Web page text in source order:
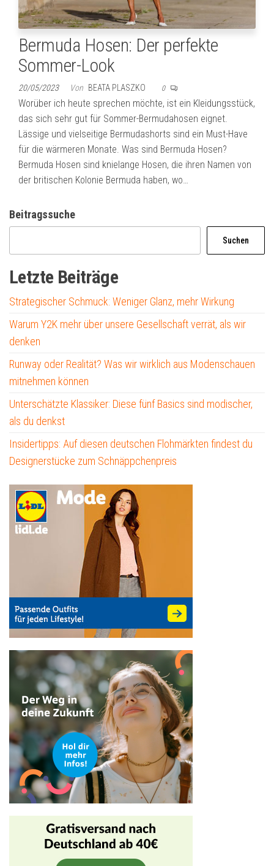
Bermuda Hosen: Der perfekte
Sommer-Look
20/05/2023 Von BEATA PLASZKO 0
Worüber ich heute sprechen möchte, ist ein Kleidungsstück,
das sich sehr gut für Sommer-Bermudahosen eignet.
Lässige und vielseitige Bermudashorts sind ein Must-Have
für die wärmeren Monate. Was sind Bermuda Hosen?
Bermuda Hosen sind knielange Hosen, die ihren Namen von
der britischen Kolonie Bermuda haben, wo…
Beitragssuche
Suchen
Letzte Beiträge
Strategischer Schmuck: Weniger Glanz, mehr Wirkung
Warum Y2K mehr über unsere Gesellschaft verrät, als wir
denken
Runway oder Realität? Was wir wirklich aus Modenschauen
mitnehmen können
Unterschätzte Klassiker: Diese fünf Basics sind modischer,
als du denkst
Insidertipps: Auf diesen deutschen Flohmärkten findest du
Designerstücke zum Schnäppchenpreis